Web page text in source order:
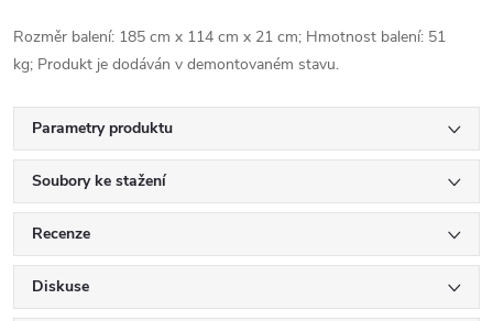
Rozměr balení: 185 cm x 114 cm x 21 cm; Hmotnost balení: 51
kg; Produkt je dodáván v demontovaném stavu.
Parametry produktu
Soubory ke stažení
Recenze
Diskuse